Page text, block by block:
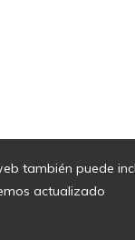
también puede
actualizado